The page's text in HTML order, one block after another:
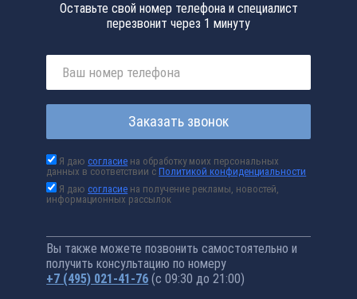
Оставьте свой номер телефона и специалист
перезвонит через 1 минуту
Заказать звонок
Я даюсогласие на обработку моих персональных
данных в соответствии сПолитикой конфиденциальности
Я даюсогласие на получение рекламы, новостей,
информационных рассылок
Вы также можете позвонить самостоятельно и
получить консультацию по номеру
+7 (495) 021-41-76 (с 09:30 до 21:00)